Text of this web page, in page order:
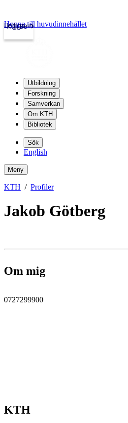
kth.se
Logga in
Hoppa till huvudinnehållet
Utbildning
Forskning
Samverkan
Om KTH
Bibliotek
Sök
English
Meny
KTH Profiler
Jakob Götberg
Om mig
0727299900
KTH